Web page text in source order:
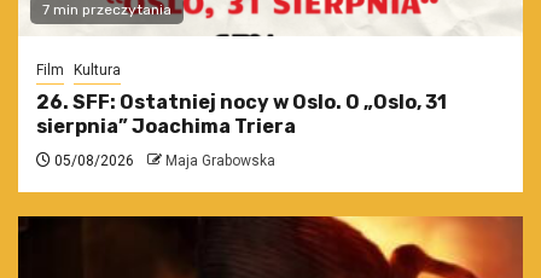
7 min przeczytania
Film Kultura
26. SFF: Ostatniej nocy w Oslo. O „Oslo, 31
sierpnia” Joachima Triera
05/08/2026 Maja Grabowska